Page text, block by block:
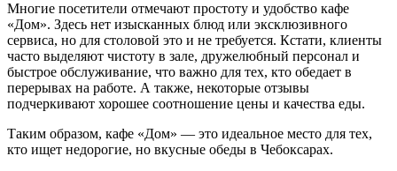
Многие посетители отмечают простоту и удобство кафе
«Дом». Здесь нет изысканных блюд или эксклюзивного
сервиса, но для столовой это и не требуется. Кстати, клиенты
часто выделяют чистоту в зале, дружелюбный персонал и
быстрое обслуживание, что важно для тех, кто обедает в
перерывах на работе. А также, некоторые отзывы
подчеркивают хорошее соотношение цены и качества еды​.
Таким образом, кафе «Дом» — это идеальное место для тех,
кто ищет недорогие, но вкусные обеды в Чебоксарах.